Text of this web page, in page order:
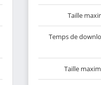
Taille
Temps de
Taille